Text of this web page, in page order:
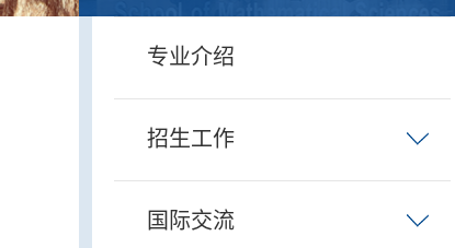
专业介绍
招生工作
国际交流